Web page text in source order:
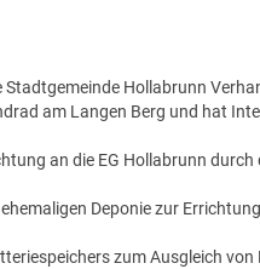
Hollabrunn
am Langen Berg und hat
an die EG Hollabrunn
Deponie zur
zum Ausgleich